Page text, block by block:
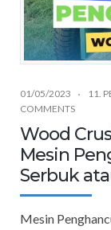
01/05/2023 11.
COMMENTS
Wood
Mesin
Serbuk
Mesin